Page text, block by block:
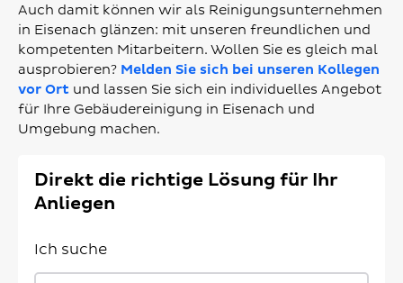
Auch damit können wir als Reinigungsunternehmen
in Eisenach glänzen: mit unseren freundlichen und
kompetenten Mitarbeitern. Wollen Sie es gleich mal
ausprobieren? Melden Sie sich bei unseren Kollegen
vor Ort und lassen Sie sich ein individuelles Angebot
für Ihre Gebäudereinigung in Eisenach und
Umgebung machen.
Direkt die richtige Lösung für Ihr
Anliegen
Ich suche